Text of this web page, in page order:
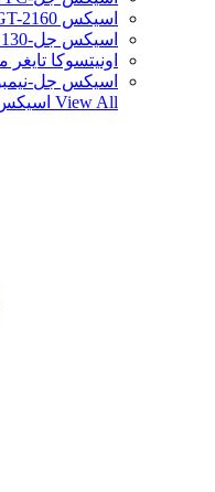
اسيكس GT-2160
اسيكس جل-1130
اونيتسوكا تايغر
اسيكس جل-
View All